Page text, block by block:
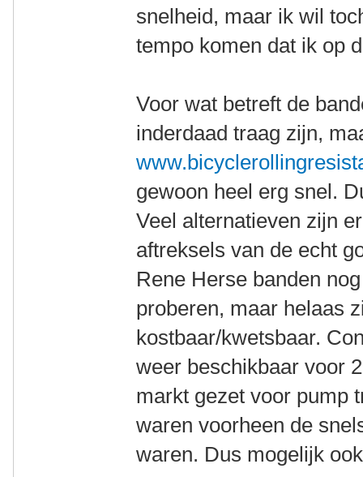
snelheid, maar ik wil
tempo komen dat ik op
Voor wat betreft de
inderdaad traag zijn,
gewoon heel erg snel.
Veel alternatieven zijn
aftreksels van de echt
Rene Herse banden
proberen, maar helaas
kostbaar/kwetsbaar.
weer beschikbaar voor
markt gezet voor pump
waren voorheen de
waren. Dus mogelijk